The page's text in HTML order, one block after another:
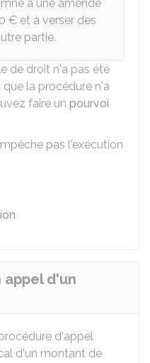
à une amende
€ et à verser des
partie.
de droit n'a pas été
la procédure n'a
faire un pourvoi
pas l'exécution
appel d'un
d'appel
d'un montant de